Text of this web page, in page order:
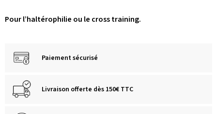
Pour l’haltérophilie ou le cross training.
Paiement sécurisé
Livraison offerte dès 150€ TTC